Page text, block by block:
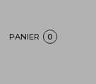
PANIER 0